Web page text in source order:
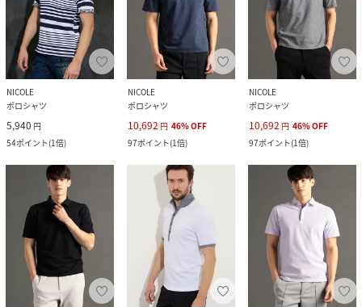
NICOLE
ポロシャツ
5,940 円
54ポイント(1倍)
NICOLE
ポロシャツ
10,692 円 46%OFF
97ポイント(1倍)
NICOLE
ポロシャツ
10,692 円 46%OFF
97ポイント(1倍)